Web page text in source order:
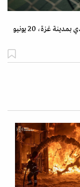
غزة، 20 يونيو